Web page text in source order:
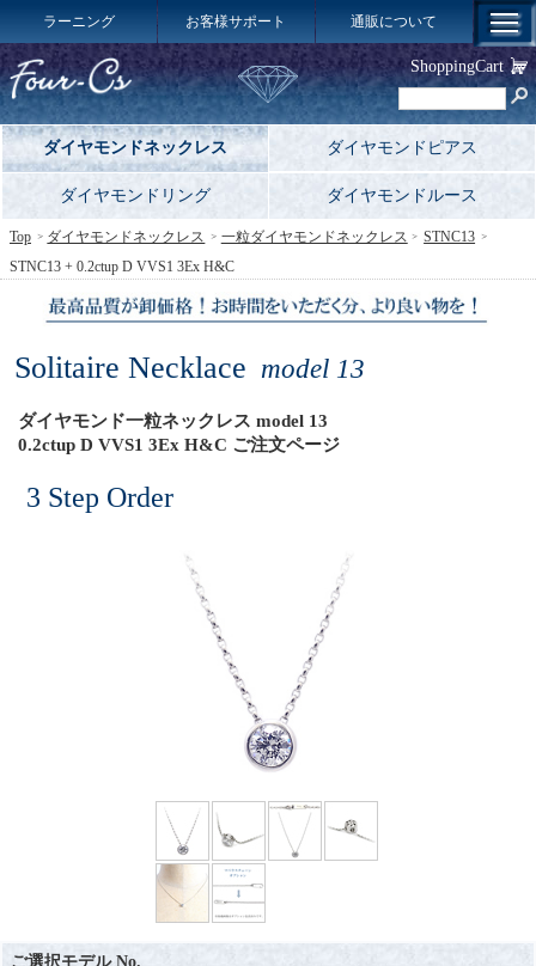
ラーニング お客様サポート 通販について
ダイヤモンドネックレス ダイヤモンドピアス
ダイヤモンドリング ダイヤモンドルース
Solitaire Necklace model 13
ダイヤモンド一粒ネックレス model 13
0.2ctup D VVS1 3Ex H&C ご注文ページ
3 Step Order
ご選択モデル No.
Top ダイヤモンドネックレス 一粒ダイヤモンドネックレス
STNC13
STNC13 + 0.2ctup D VVS1 3Ex H&C
ShoppingCart